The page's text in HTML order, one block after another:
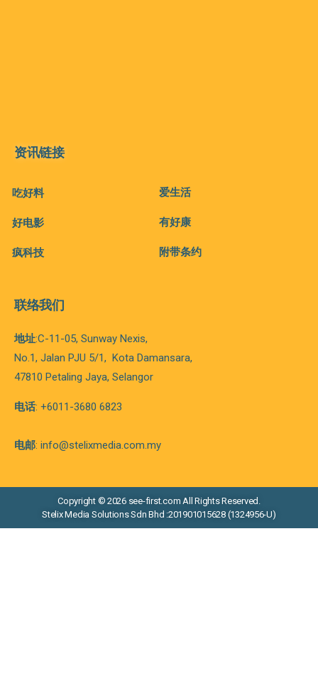
资讯链接
吃好料
好电影
疯科技
爱生活
有好康
附带条约
联络我们
地址:C-11-05, Sunway Nexis,
No.1, Jalan PJU 5/1, Kota Damansara,
47810 Petaling Jaya, Selangor
电话: +6011-3680 6823
电邮: info@stelixmedia.com.my
Copyright © 2026 see-first.com All Rights Reserved.
Stelix Media Solutions Sdn Bhd :201901015628 (1324956-U)